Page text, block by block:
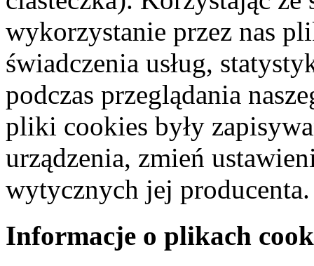
wykorzystanie przez nas
świadczenia usług,
podczas przeglądania
pliki cookies były
urządzenia, zmień
wytycznych jej producenta.
Informacje o plikach